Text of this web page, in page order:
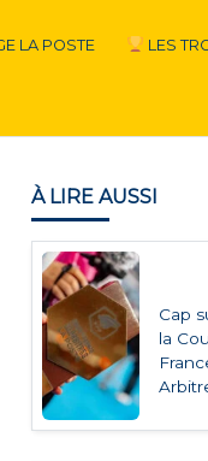
LA POSTE LES
À LIRE AUSSI
Cap
la